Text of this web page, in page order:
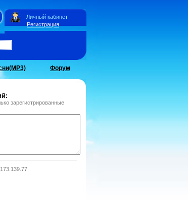
Регистрация
Личный кабинет
Форум
зарегистрированные